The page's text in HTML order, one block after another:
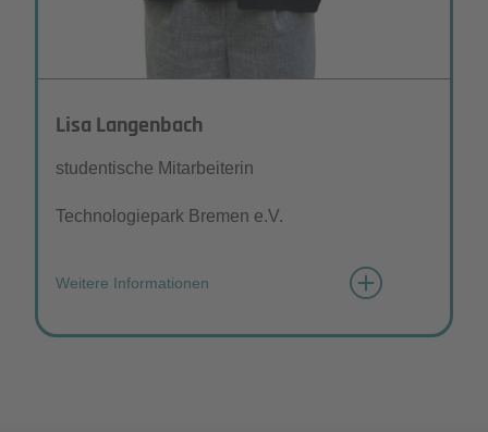
Lisa Langenbach
studentische Mitarbeiterin
Technologiepark Bremen e.V.
Weitere Informationen
Wie würden Sie sich mit 3 Wörtern